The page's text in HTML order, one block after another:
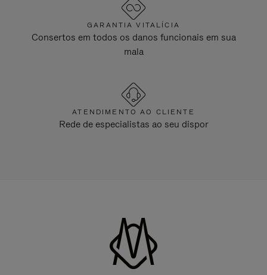
GARANTIA VITALÍCIA
Consertos em todos os danos funcionais em sua
mala
ATENDIMENTO AO CLIENTE
Rede de especialistas ao seu dispor